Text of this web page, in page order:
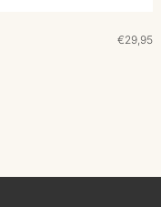
€29,95